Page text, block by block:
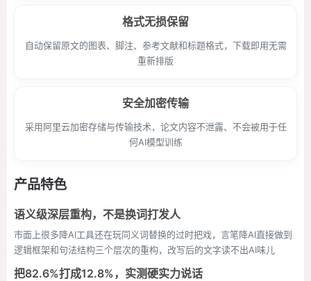
格式无损保留
自动保留原文的图表、脚注、参考文献和标题格式，下载即用无需
重新排版
安全加密传输
采用阿里云加密存储与传输技术，论文内容不泄露、不会被用于任
何AI模型训练
产品特色
语义级深层重构，不是换词打发人
市面上很多降AI工具还在玩同义词替换的过时把戏，言笔降AI直接做到
逻辑框架和句法结构三个层次的重构，改写后的文字读不出AI味儿
把82.6%打成12.8%，实测硬实力说话